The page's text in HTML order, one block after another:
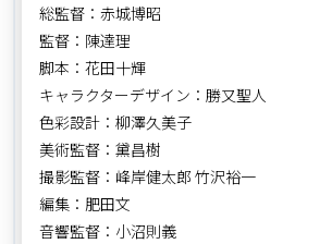
総監督：赤城博昭
監督：陳達理
脚本：花田十輝
キャラクターデザイン：勝又聖人
色彩設計：柳澤久美子
美術監督：黛昌樹
撮影監督：峰岸健太郎 竹沢裕一
編集：肥田文
音響監督：小沼則義